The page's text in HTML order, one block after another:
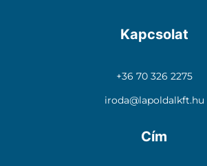
Kapcsolat
+36 70 326 2275
iroda@lapoldalkft.hu
Cím